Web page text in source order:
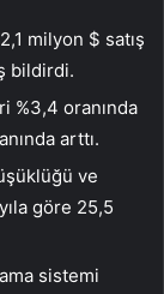
milyon $ satış
bildirdi.
%3,4 oranında
arttı.
ve
göre 25,5
sistemi